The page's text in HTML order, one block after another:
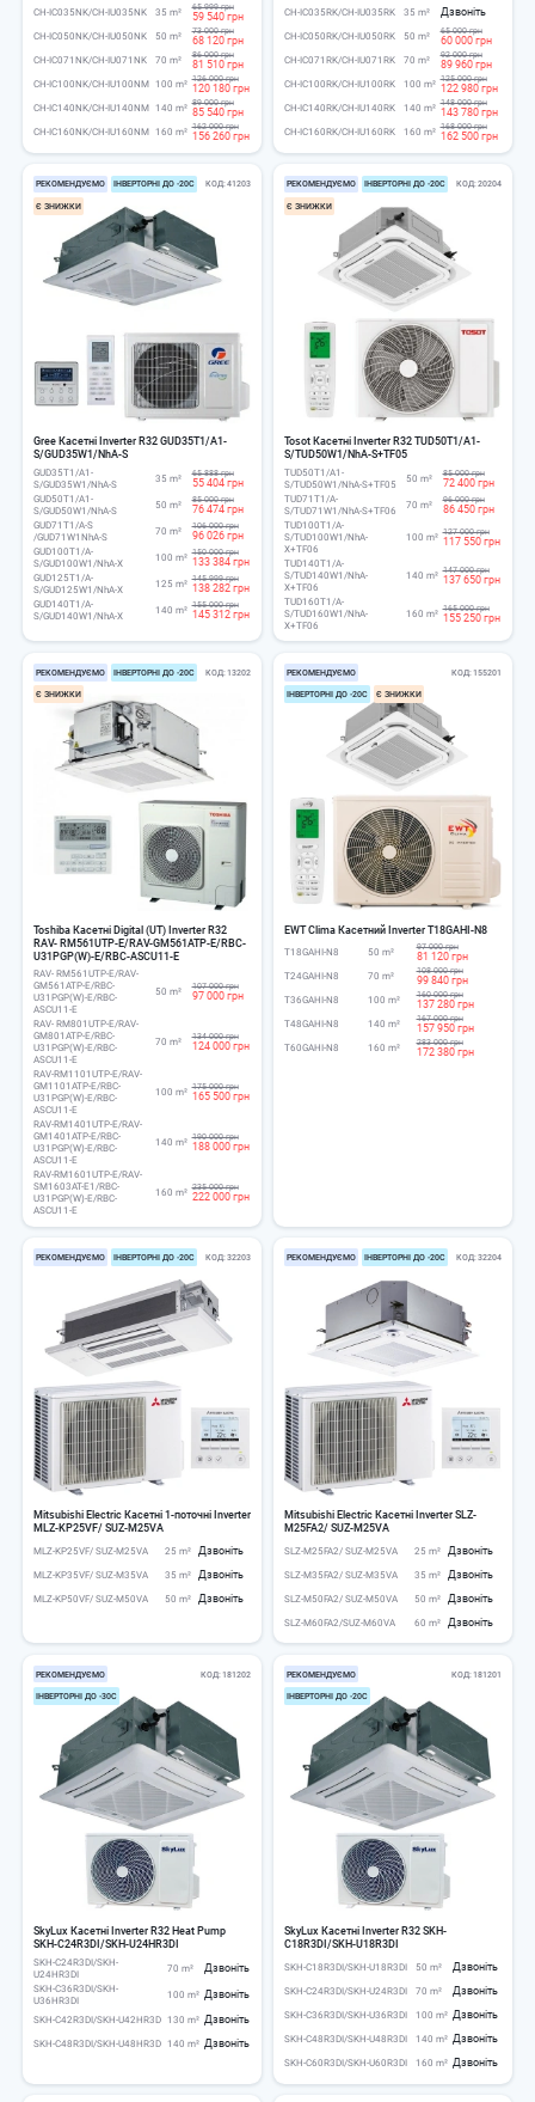
CH-IC035NK/CH-IU035NK 35 m² 65 999 грн
59 540 грн
CH-IC050NK/CH-IU050NK 50 m² 73 000 грн
68 120 грн
CH-IC071NK/CH-IU071NK 70 m² 86 000 грн
81 510 грн
CH-IC100NK/CH-IU100NM 100 m² 126 000 грн
120 180 грн
CH-IC140NK/CH-IU140NM 140 m² 89 000 грн
85 540 грн
CH-IC160NK/CH-IU160NM 160 m² 162 000 грн
156 260 грн
CH-IC035RK/CH-IU035RK 35 m² Дзвоніть
CH-IC050RK/CH-IU050RK 50 m² 65 000 грн
60 000 грн
CH-IC071RK/CH-IU071RK 70 m² 92 000 грн
89 960 грн
CH-IC100RK/CH-IU100RK 100 m² 125 000 грн
122 980 грн
CH-IC140RK/CH-IU140RK 140 m² 148 000 грн
143 780 грн
CH-IC160RK/CH-IU160RK 160 m² 168 000 грн
162 500 грн
РЕКОМЕНДУЄМО ІНВЕРТОРНІ ДО -20С
Є ЗНИЖКИ
КОД 41203
Gree Касетні Inverter R32 GUD35T1/A1-
S/GUD35W1/NhA-S
GUD35T1/A1-
S/GUD35W1/NhA-S
35 m² 65 888 грн
55 404 грн
GUD50T1/A1-
S/GUD50W1/NhA-S
50 m² 85 000 грн
76 474 грн
GUD71T1/A-S
/GUD71W1NhA-S
70 m² 106 000 грн
96 026 грн
GUD100T1/A-
S/GUD100W1/NhA-X
100 m² 150 000 грн
133 384 грн
GUD125T1/A-
S/GUD125W1/NhA-X
125 m² 145 999 грн
138 282 грн
GUD140T1/A-
S/GUD140W1/NhA-X
140 m² 155 000 грн
145 312 грн
РЕКОМЕНДУЄМО ІНВЕРТОРНІ ДО -20С
Є ЗНИЖКИ
КОД 20204
Tosot Касетні Inverter R32 TUD50T1/A1-
S/TUD50W1/NhA-S+TF05
TUD50T1/A1-
S/TUD50W1/NhA-S+TF05
50 m² 85 000 грн
72 400 грн
TUD71T1/A-
S/TUD71W1/NhA-S+TF06
70 m² 96 000 грн
86 450 грн
TUD100T1/A-
S/TUD100W1/NhA-
X+TF06
100 m² 127 000 грн
117 550 грн
TUD140T1/A-
S/TUD140W1/NhA-
X+TF06
140 m² 147 000 грн
137 650 грн
TUD160T1/A-
S/TUD160W1/NhA-
X+TF06
160 m² 165 000 грн
155 250 грн
РЕКОМЕНДУЄМО ІНВЕРТОРНІ ДО -20С
Є ЗНИЖКИ
КОД 13202
Toshiba Касетні Digital (UT) Inverter R32
RAV- RM561UTP-E/RAV-GM561ATP-E/RBC-
U31PGP(W)-E/RBC-ASCU11-E
RAV- RM561UTP-E/RAV-
GM561ATP-E/RBC-
U31PGP(W)-E/RBC-
ASCU11-E
50 m² 107 000 грн
97 000 грн
RAV- RM801UTP-E/RAV-
GM801ATP-E/RBC-
U31PGP(W)-E/RBC-
ASCU11-E
70 m² 134 000 грн
124 000 грн
RAV-RM1101UTP-E/RAV-
GM1101ATP-E/RBC-
U31PGP(W)-E/RBC-
ASCU11-E
100 m² 175 000 грн
165 500 грн
RAV-RM1401UTP-E/RAV-
GM1401ATP-E/RBC-
U31PGP(W)-E/RBC-
ASCU11-E
140 m² 190 000 грн
188 000 грн
RAV-RM1601UTP-E/RAV-
SM1603AT-E1/RBC-
U31PGP(W)-E/RBC-
ASCU11-E
160 m² 235 000 грн
222 000 грн
РЕКОМЕНДУЄМО
ІНВЕРТОРНІ ДО -20С Є ЗНИЖКИ
КОД 155201
EWT Clima Касетний Inverter T18GAHI-N8
T18GAHI-N8 50 m² 97 000 грн
81 120 грн
T24GAHI-N8 70 m² 108 000 грн
99 840 грн
T36GAHI-N8 100 m² 160 000 грн
137 280 грн
T48GAHI-N8 140 m² 167 000 грн
157 950 грн
T60GAHI-N8 160 m² 283 000 грн
172 380 грн
РЕКОМЕНДУЄМО ІНВЕРТОРНІ ДО -20С КОД 32203
Mitsubishi Electric Касетні 1-поточні Inverter
MLZ-KP25VF/ SUZ-M25VA
MLZ-KP25VF/ SUZ-M25VA 25 m² Дзвоніть
MLZ-KP35VF/ SUZ-M35VA 35 m² Дзвоніть
MLZ-KP50VF/ SUZ-M50VA 50 m² Дзвоніть
РЕКОМЕНДУЄМО ІНВЕРТОРНІ ДО -20С КОД 32204
Mitsubishi Electric Касетні Inverter SLZ-
M25FA2/ SUZ-M25VA
SLZ-M25FA2/ SUZ-M25VA 25 m² Дзвоніть
SLZ-M35FA2/ SUZ-M35VA 35 m² Дзвоніть
SLZ-M50FA2/ SUZ-M50VA 50 m² Дзвоніть
SLZ-M60FA2/SUZ-M60VA 60 m² Дзвоніть
РЕКОМЕНДУЄМО
ІНВЕРТОРНІ ДО -30С
КОД 181202
SkyLux Касетні Inverter R32 Heat Pump
SKH-C24R3DI/SKH-U24HR3DI
SKH-C24R3DI/SKH-
U24HR3DI
70 m² Дзвоніть
SKH-C36R3DI/SKH-
U36HR3DI
100 m² Дзвоніть
SKH-C42R3DI/SKH-U42HR3D 130 m² Дзвоніть
SKH-C48R3DI/SKH-U48HR3D 140 m² Дзвоніть
РЕКОМЕНДУЄМО
ІНВЕРТОРНІ ДО -20С
КОД 181201
SkyLux Касетні Inverter R32 SKH-
C18R3DI/SKH-U18R3DI
SKH-C18R3DI/SKH-U18R3DI 50 m² Дзвоніть
SKH-C24R3DI/SKH-U24R3DI 70 m² Дзвоніть
SKH-C36R3DI/SKH-U36R3DI 100 m² Дзвоніть
SKH-C48R3DI/SKH-U48R3DI 140 m² Дзвоніть
SKH-C60R3DI/SKH-U60R3DI 160 m² Дзвоніть